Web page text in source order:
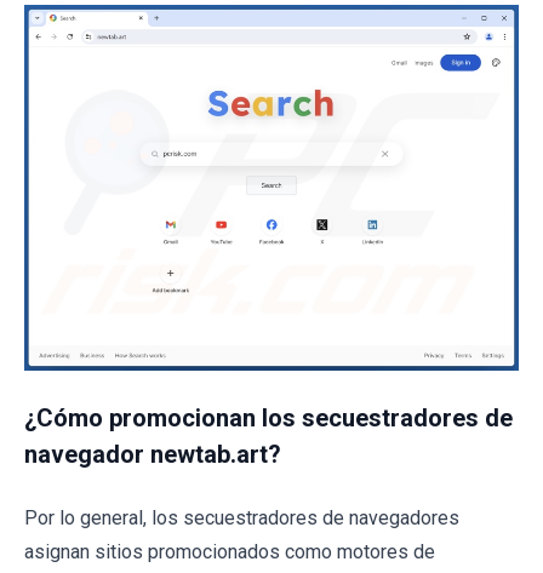
¿Cómo promocionan los secuestradores de
navegador newtab.art?
Por lo general, los secuestradores de navegadores
asignan sitios promocionados como motores de